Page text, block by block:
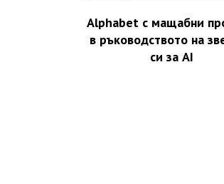
Alphabet с мащабни
в ръководството на
си за AI